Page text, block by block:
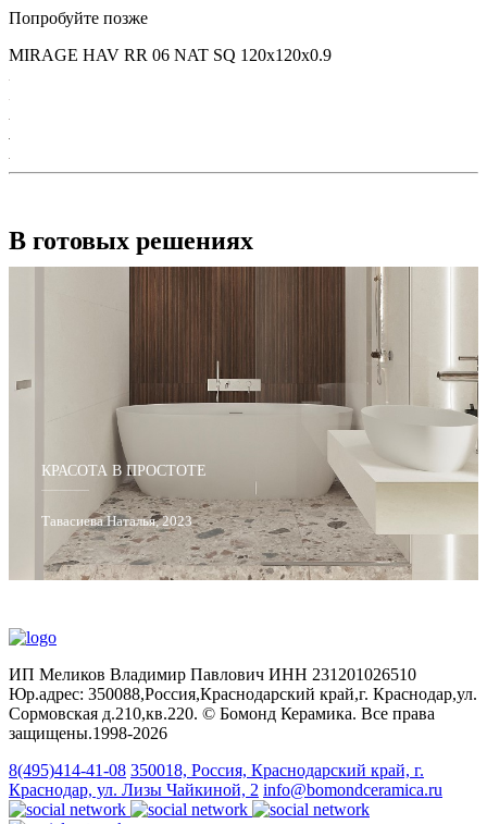
Попробуйте позже
MIRAGE HAV RR 06 NAT SQ 120х120x0.9
В готовых решениях
КРАСОТА В ПРОСТОТЕ
Тавасиева Наталья, 2023
ИП Меликов Владимир Павлович ИНН 231201026510
Юр.адрес: 350088,Россия,Краснодарский край,г. Краснодар,ул.
Сормовская д.210,кв.220. © Бомонд Керамика. Все права
защищены.1998‑2026
8(495)414-41-08 350018, Россия, Краснодарский край, г.
Краснодар, ул. Лизы Чайкиной, 2 info@bomondceramica.ru